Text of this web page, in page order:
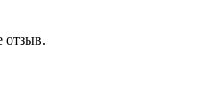
отзыв.